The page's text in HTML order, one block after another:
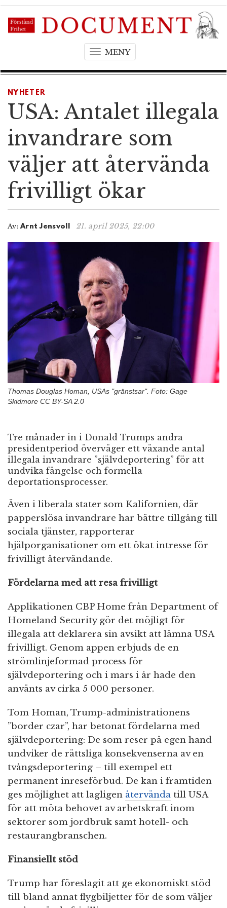
MENYT
g
e
a
i
g
a
t
i
o
NYHETER
USA: Antalet illegala
invandrare som
väljer att återvända
frivilligt ökar
Av: Arnt Jensvoll 21. april 2025, 22:00
Thomas Douglas Homan, USAs "gränstsar". Foto: Gage
Skidmore CC BY-SA 2.0
Tre månader in i Donald Trumps andra
presidentperiod överväger ett växande antal
illegala invandrare ”självdeportering” för att
undvika fängelse och formella
deportationsprocesser.
Även i liberala stater som Kalifornien, där
papperslösa invandrare har bättre tillgång till
sociala tjänster, rapporterar
hjälporganisationer om ett ökat intresse för
frivilligt återvändande.
Fördelarna med att resa frivilligt
Applikationen CBP Home från Department of
Homeland Security gör det möjligt för
illegala att deklarera sin avsikt att lämna USA
frivilligt. Genom appen erbjuds de en
strömlinjeformad process för
självdeportering och i mars i år hade den
använts av cirka 5 000 personer.
Tom Homan, Trump-administrationens
”border czar”, har betonat fördelarna med
självdeportering: De som reser på egen hand
undviker de rättsliga konsekvenserna av en
tvångsdeportering – till exempel ett
permanent inreseförbud. De kan i framtiden
ges möjlighet att lagligen återvända till USA
för att möta behovet av arbetskraft inom
sektorer som jordbruk samt hotell- och
restaurangbranschen.
Finansiellt stöd
Trump har föreslagit att ge ekonomiskt stöd
till bland annat flygbiljetter för de som väljer